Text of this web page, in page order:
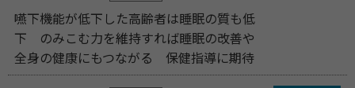
嚥下機能が低下した高齢者は睡眠の質も低
下 のみこむ力を維持すれば睡眠の改善や
全身の健康にもつながる 保健指導に期待